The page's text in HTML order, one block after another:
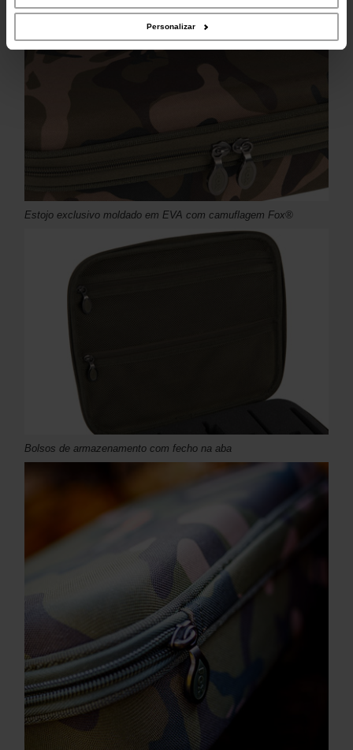
Personalizar
Estojo exclusivo moldado em EVA com camuflagem Fox®
Bolsos de armazenamento com fecho na aba